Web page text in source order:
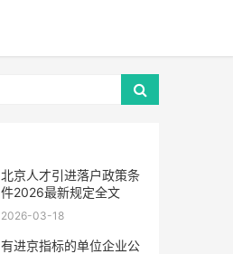
北京人才引进落户政策条
件2026最新规定全文
2026-03-18
有进京指标的单位企业公